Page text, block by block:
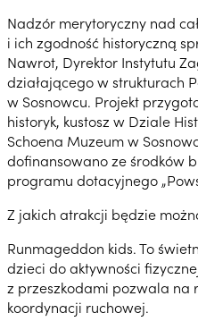
Nadzór merytoryczny nad
i ich zgodność historyczną
Nawrot, Dyrektor Instytutu
działającego w strukturach
w Sosnowcu. Projekt
historyk, kustosz w Dziale
Schoena Muzeum w
dofinansowano ze środków
programu dotacyjnego
Z jakich atrakcji będzie
Runmageddon kids. To
dzieci do aktywności
z przeszkodami pozwala na
koordynacji ruchowej.